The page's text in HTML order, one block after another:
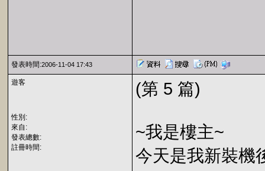
發表時間:2006-11-04 17:43
遊客
性別:
來自:
發表總數:
註冊時間:
(第 5 篇)
~我是樓主~
今天是我新裝機